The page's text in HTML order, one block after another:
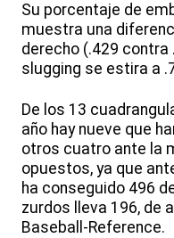
Su porcentaje de
muestra una
derecho (.429
slugging se estira a
De los 13
año hay nueve que
otros cuatro ante la
opuestos, ya que
ha conseguido 496
zurdos lleva 196, de
Baseball-Reference.